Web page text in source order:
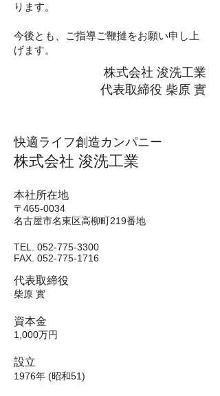
ります。
今後とも、ご指導ご鞭撻をお願い申し上
げます。
株式会社 浚洗工業
代表取締役 柴原 實
​快適ライフ創造カンパニー
株式会社 ​浚洗工業
本社所在地
〒465-0034
名古屋市名東区高柳町219番地
TEL. 052-775-3300
FAX. 052-775-1716
​代表取締役
柴原 實
資本金
1,000万円
設立
1976年 (昭和51)